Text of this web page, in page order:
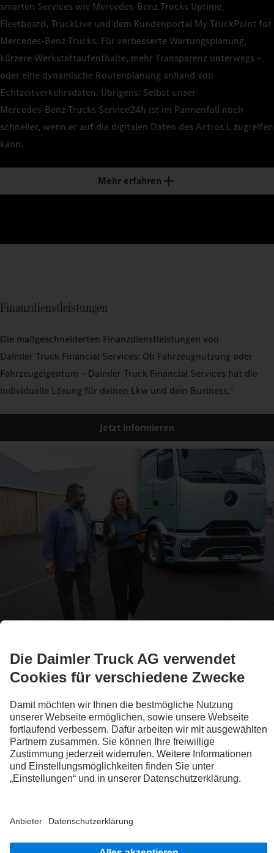
smarten Services wie Mercedes‑Benz Trucks Uptime,
Fleetboard, TruckLive und dem Kundenportal My TruckPoint for
Mercedes‑Benz Trucks. Für verbesserte Wartungsplanung,
kürzere Werkstattaufenthalte, mehr Transparenz unterwegs –
oder eine dynamische Routenplanung anhand von
Echtzeitverkehrsdaten. Übrigens: Selbst unser
Mercedes‑Benz Trucks Service24h ist im Pannenfall noch
schneller, wenn er auf die digitalen Daten des Actros L zugreifen
kann.
Mehr erfahren
Finanzdienstleistungen
Die maßgeschneiderten Finanzdienstleistungen von
Daimler Truck Financial Services: Ob Fahrzeugnutzung oder
Fahrzeugeigentum – Daimler Truck Financial Services hat die
individuelle Lösung für deinen Lkw und dein Business.6
Jetzt informieren